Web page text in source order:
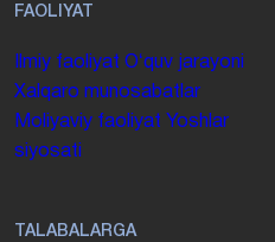
FAOLIYAT
Ilmiy faoliyat Oʻquv jarayoni
Xalqaro munosabatlar
Moliyaviy faoliyat Yoshlar
siyosati
TALABALARGA